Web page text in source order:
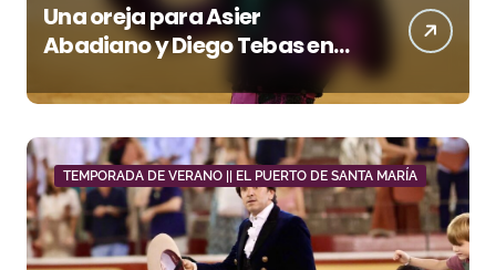
Una oreja para Asier
Abadiano y Diego Tebas en
una apertura de la Albahaca
marcada por el buen juego
de Los Maños
TEMPORADA DE VERANO || EL PUERTO DE SANTA MARÍA